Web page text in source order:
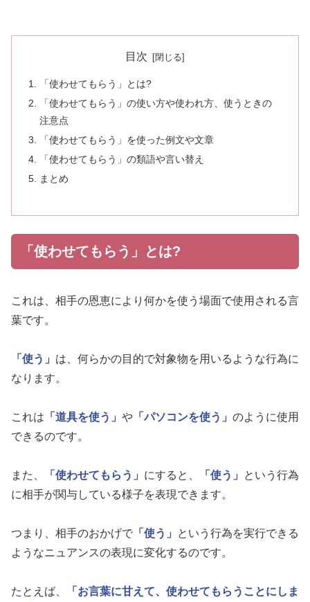
目次
「使わせてもらう」とは?
「使わせてもらう」の使い方や使われ方、使うときの
注意点
「使わせてもらう」を使った例文や文章
「使わせてもらう」の類語や言い替え
まとめ
「使わせてもらう」とは?
これは、相手の恩恵により何かを使う場面で使用される言
葉です。
「使う」 は、何らかの目的で対象物を用いるような行為に
なります。
これは 「道具を使う」 や 「パソコンを使う」 のように使用
できるのです。
また、 「使わせてもらう」 にすると、 「使う」
という行為
に相手が関与している様子を表現できます。
つまり、相手のおかげで 「使う」
という行為を実行できる
ようなニュアンスの表現に変化するのです。
たとえば、
「お言葉に甘えて、使わせてもらうことにしま